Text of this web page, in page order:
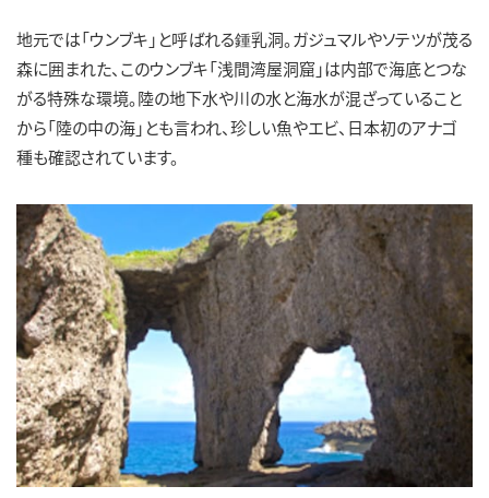
地元では「ウンブキ」と呼ばれる鍾乳洞。ガジュマルやソテツが茂る
森に囲まれた、このウンブキ「浅間湾屋洞窟」は内部で海底とつな
がる特殊な環境。陸の地下水や川の水と海水が混ざっていること
から「陸の中の海」とも言われ、珍しい魚やエビ、日本初のアナゴ
種も確認されています。